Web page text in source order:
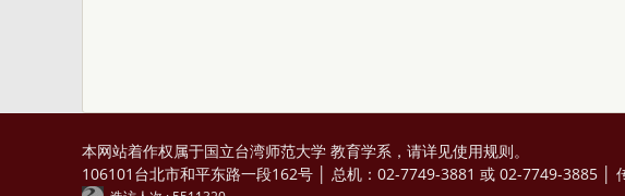
本网站着作权属于国立台湾师范大学 教育学系，请详见使用规则。
106101台北市和平东路一段162号 │ 总机：02-7749-3881 或 02-7749-3885 │